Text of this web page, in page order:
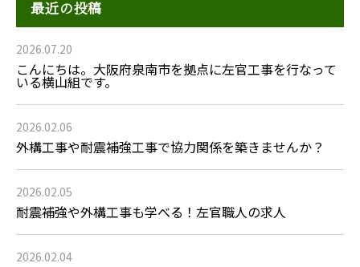
最近の投稿
2026.07.20
こんにちは。大阪府泉南市を拠点に左官工事を行なって
いる横山組です。
2026.02.06
外構工事や耐震補強工事で協力関係を築きませんか？
2026.02.05
耐震補強や外構工事も学べる！左官職人の求人
2026.02.04